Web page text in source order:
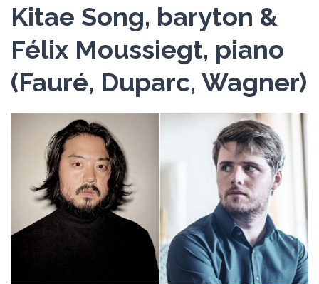
Kitae Song, baryton &
Félix Moussiegt, piano
(Fauré, Duparc, Wagner)